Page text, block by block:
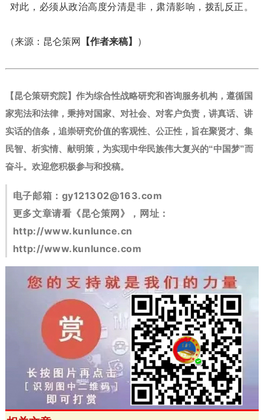
对此，必须从政治高度分清是非，肃清影响，拨乱反正。
（来源：昆仑策网 【作者来稿】 ）
【昆仑策研究院】作为综合性战略研究和咨询服务机构，遵循国
家宪法和法律，秉持对国家、对社会、对客户负责，讲真话、讲
实话的信条，追崇研究价值的客观性、公正性，旨在聚贤才、集
民智、析实情、献明策，为实现中华民族伟大复兴的“中国梦”而
奋斗。 欢迎您积极参与和投稿。
电子邮箱： gy121302@163.com
更多文章请看《昆仑策网》，网址：
http://www.kunlunce.cn
http://www.kunlunce.com